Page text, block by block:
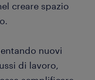
creare spazio
nuovi
di lavoro,